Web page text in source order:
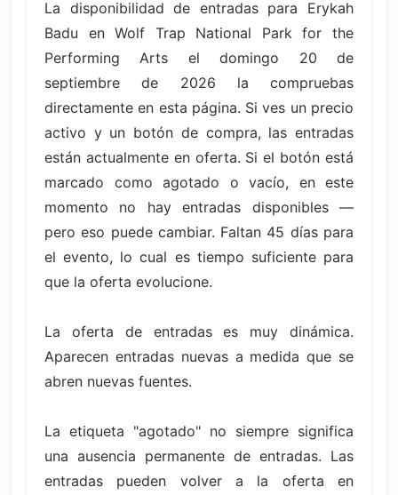
La disponibilidad de entradas para Erykah
Badu en Wolf Trap National Park for the
Performing Arts el domingo 20 de
septiembre de 2026 la compruebas
directamente en esta página. Si ves un precio
activo y un botón de compra, las entradas
están actualmente en oferta. Si el botón está
marcado como agotado o vacío, en este
momento no hay entradas disponibles —
pero eso puede cambiar. Faltan 45 días para
el evento, lo cual es tiempo suficiente para
que la oferta evolucione.
La oferta de entradas es muy dinámica.
Aparecen entradas nuevas a medida que se
abren nuevas fuentes.
La etiqueta "agotado" no siempre significa
una ausencia permanente de entradas. Las
entradas pueden volver a la oferta en